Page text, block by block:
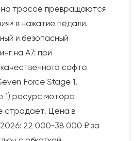
на трассе превращаются
в нажатие педали.
и безопасный
на A7: при
софта
Force Stage 1,
1) ресурс мотора
страдает. Цена в
22 000-38 000 ₽ за